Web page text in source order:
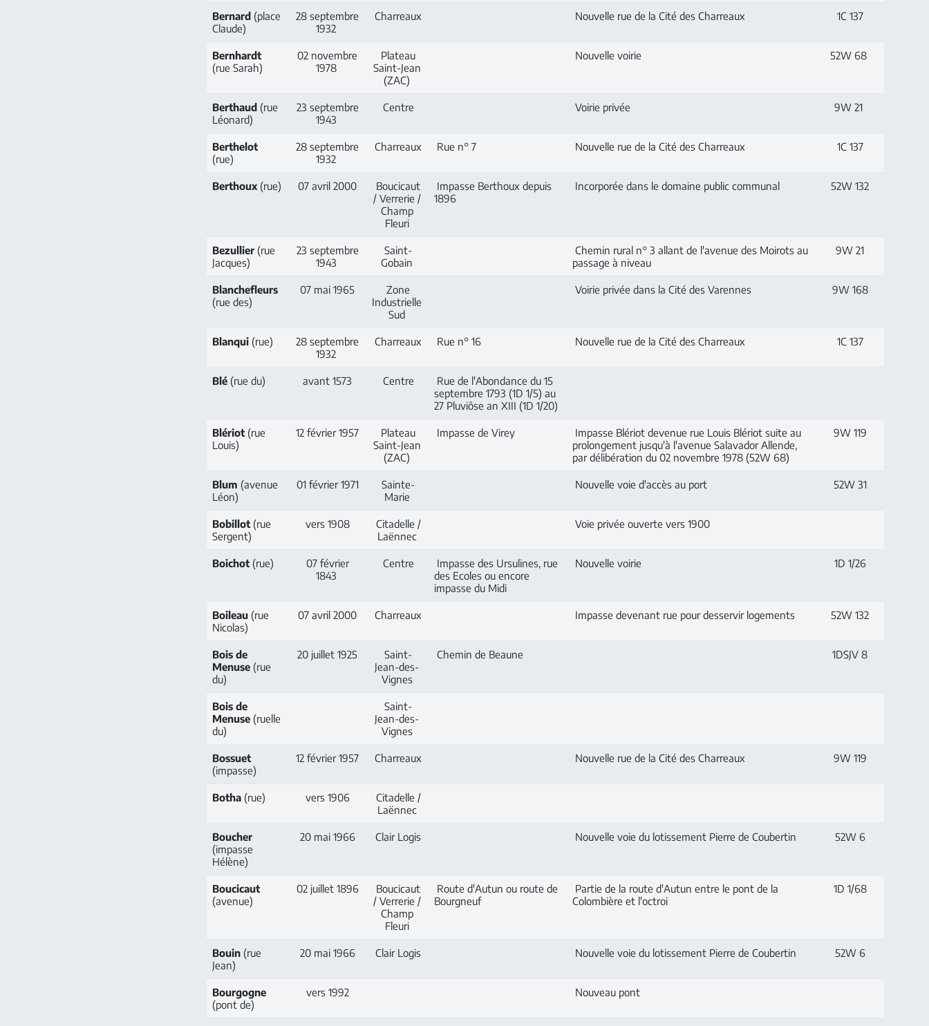
Bernard(place
Claude)
28 septembre
1932
Charreaux Nouvelle rue de la Cité des Charreaux 1C 137
Bernhardt
(rue Sarah)
02 novembre
1978
Plateau
Saint-Jean
(ZAC)
Nouvelle voirie 52W 68
Berthaud(rue
Léonard)
23 septembre
1943
Centre Voirie privée 9W 21
Berthelot
(rue)
28 septembre
1932
Charreaux Rue n° 7 Nouvelle rue de la Cité des Charreaux 1C 137
Berthoux(rue) 07 avril 2000
Boucicaut
/ Verrerie /
Champ
Fleuri
Impasse Berthoux depuis
1896
Incorporée dans le domaine public communal 52W 132
Bezullier(rue
Jacques)
23 septembre
1943
Saint-
Gobain
Chemin rural n° 3 allant de l'avenue des Moirots au
passage à niveau
9W 21
Blanchefleurs
(rue des)
07 mai 1965
Zone
Industrielle
Sud
Voirie privée dans la Cité des Varennes 9W 168
Blanqui(rue)
28 septembre
1932
Charreaux Rue n° 16 Nouvelle rue de la Cité des Charreaux 1C 137
Blé(rue du) avant 1573 Centre
Rue de l'Abondance du 15
septembre 1793 (1D 1/5) au
27 Pluviôse an XIII (1D 1/20)
Blériot(rue
Louis)
12 février 1957
Plateau
Saint-Jean
(ZAC)
Impasse de Virey
Impasse Blériot devenue rue Louis Blériot suite au
prolongement jusqu'à l'avenue Salavador Allende,
par délibération du 02 novembre 1978 (52W 68)
9W 119
Blum (avenue
Léon)
01 février 1971
Sainte-
Marie
Nouvelle voie d'accès au port 52W 31
Bobillot(rue
Sergent)
vers 1908
Citadelle /
Laënnec
Voie privée ouverte vers 1900
Boichot(rue)
07 février
1843
Centre
Impasse des Ursulines, rue
des Ecoles ou encore
impasse du Midi
Nouvelle voirie 1D 1/26
Boileau(rue
Nicolas)
07 avril 2000 Charreaux Impasse devenant rue pour desservir logements 52W 132
Bois de
Menuse(rue
du)
20 juillet 1925
Saint-
Jean-des-
Vignes
Chemin de Beaune 1DSJV 8
Bois de
Menuse(ruelle
du)
Saint-
Jean-des-
Vignes
Bossuet
(impasse)
12 février 1957 Charreaux Nouvelle rue de la Cité des Charreaux 9W 119
Botha(rue) vers 1906
Citadelle /
Laënnec
Boucher
(impasse
Hélène)
20 mai 1966 Clair Logis Nouvelle voie du lotissement Pierre de Coubertin 52W 6
Boucicaut
(avenue)
02 juillet 1896
Boucicaut
/ Verrerie /
Champ
Fleuri
Route d'Autun ou route de
Bourgneuf
Partie de la route d'Autun entre le pont de la
Colombière et l'octroi
1D 1/68
Bouin(rue
Jean)
20 mai 1966 Clair Logis Nouvelle voie du lotissement Pierre de Coubertin 52W 6
Bourgogne
(pont de)
vers 1992 Nouveau pont